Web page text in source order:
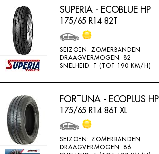
SUPERIA - ECOBLUE HP
175/65 R14 82T
SEIZOEN: ZOMERBANDEN
DRAAGVERMOGEN: 82
SNELHEID: T (TOT 190 KM/H)
FORTUNA - ECOPLUS HP
175/65 R14 86T XL
SEIZOEN: ZOMERBANDEN
DRAAGVERMOGEN: 86